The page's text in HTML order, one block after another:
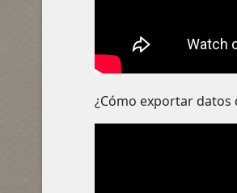
¿Cómo exportar datos